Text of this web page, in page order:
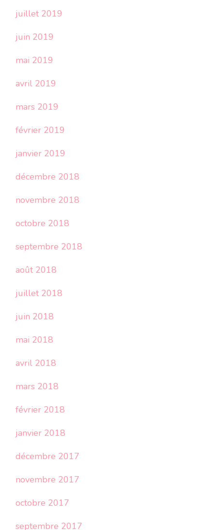
juillet 2019
juin 2019
mai 2019
avril 2019
mars 2019
février 2019
janvier 2019
décembre 2018
novembre 2018
octobre 2018
septembre 2018
août 2018
juillet 2018
juin 2018
mai 2018
avril 2018
mars 2018
février 2018
janvier 2018
décembre 2017
novembre 2017
octobre 2017
septembre 2017